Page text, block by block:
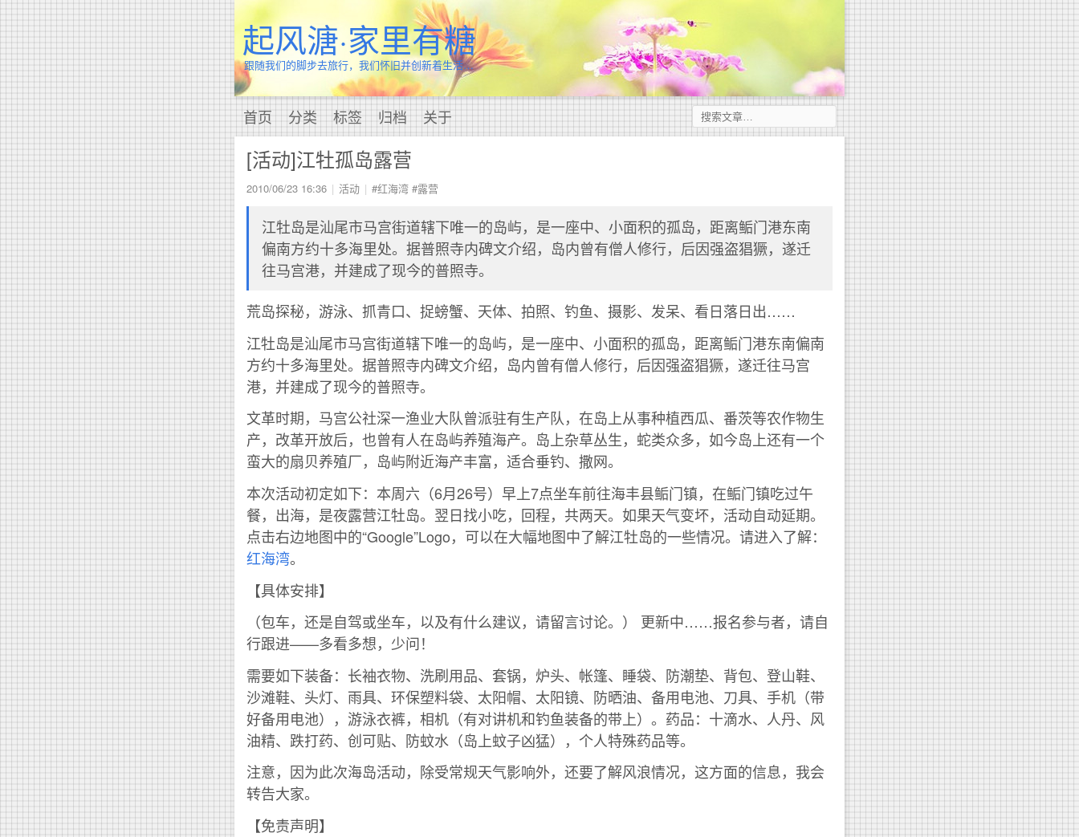
起风溏·家里有糖
跟随我们的脚步去旅行，我们怀旧并创新着生活…
首页 分类 标签 归档 关于
[活动]江牡孤岛露营
2010/06/23 16:36 活动 #红海湾 #露营
江牡岛是汕尾市马宫街道辖下唯一的岛屿，是一座中、小面积的孤岛，距离鲘门港东南
偏南方约十多海里处。据普照寺内碑文介绍，岛内曾有僧人修行，后因强盗猖獗，遂迁
往马宫港，并建成了现今的普照寺。
荒岛探秘，游泳、抓青口、捉螃蟹、天体、拍照、钓鱼、摄影、发呆、看日落日出……
江牡岛是汕尾市马宫街道辖下唯一的岛屿，是一座中、小面积的孤岛，距离鲘门港东南偏南
方约十多海里处。据普照寺内碑文介绍，岛内曾有僧人修行，后因强盗猖獗，遂迁往马宫
港，并建成了现今的普照寺。
文革时期，马宫公社深一渔业大队曾派驻有生产队，在岛上从事种植西瓜、番茨等农作物生
产，改革开放后，也曾有人在岛屿养殖海产。岛上杂草丛生，蛇类众多，如今岛上还有一个
蛮大的扇贝养殖厂，岛屿附近海产丰富，适合垂钓、撒网。
本次活动初定如下：本周六（6月26号）早上7点坐车前往海丰县鲘门镇，在鲘门镇吃过午
餐，出海，是夜露营江牡岛。翌日找小吃，回程，共两天。如果天气变坏，活动自动延期。
点击右边地图中的“Google”Logo，可以在大幅地图中了解江牡岛的一些情况。请进入了解：
红海湾。
【具体安排】
（包车，还是自驾或坐车，以及有什么建议，请留言讨论。） 更新中……报名参与者，请自
行跟进——多看多想，少问！
需要如下装备：长袖衣物、洗刷用品、套锅，炉头、帐篷、睡袋、防潮垫、背包、登山鞋、
沙滩鞋、头灯、雨具、环保塑料袋、太阳帽、太阳镜、防晒油、备用电池、刀具、手机（带
好备用电池），游泳衣裤，相机（有对讲机和钓鱼装备的带上）。药品：十滴水、人丹、风
油精、跌打药、创可贴、防蚊水（岛上蚊子凶猛），个人特殊药品等。
注意，因为此次海岛活动，除受常规天气影响外，还要了解风浪情况，这方面的信息，我会
转告大家。
【免责声明】